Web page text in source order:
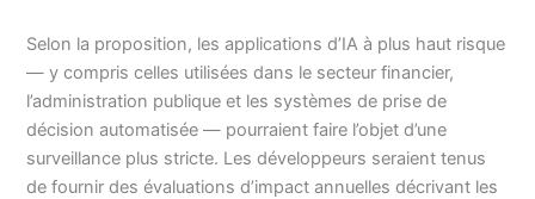
Selon la proposition, les applications d’IA à plus haut risque
— y compris celles utilisées dans le secteur financier,
l’administration publique et les systèmes de prise de
décision automatisée — pourraient faire l’objet d’une
surveillance plus stricte. Les développeurs seraient tenus
de fournir des évaluations d’impact annuelles décrivant les